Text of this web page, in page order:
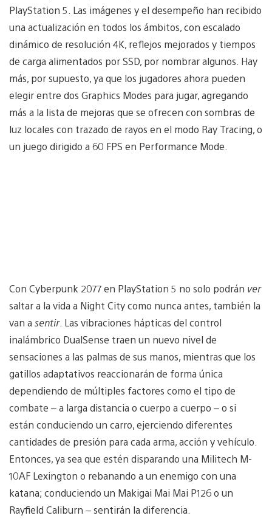
PlayStation 5. Las imágenes y el desempeño han recibido
una actualización en todos los ámbitos, con escalado
dinámico de resolución 4K, reflejos mejorados y tiempos
de carga alimentados por SSD, por nombrar algunos. Hay
más, por supuesto, ya que los jugadores ahora pueden
elegir entre dos Graphics Modes para jugar, agregando
más a la lista de mejoras que se ofrecen con sombras de
luz locales con trazado de rayos en el modo Ray Tracing, o
un juego dirigido a 60 FPS en Performance Mode.
Con Cyberpunk 2077 en PlayStation 5 no solo podrán ver
saltar a la vida a Night City como nunca antes, también la
van a sentir. Las vibraciones hápticas del control
inalámbrico DualSense traen un nuevo nivel de
sensaciones a las palmas de sus manos, mientras que los
gatillos adaptativos reaccionarán de forma única
dependiendo de múltiples factores como el tipo de
combate – a larga distancia o cuerpo a cuerpo – o si
están conduciendo un carro, ejerciendo diferentes
cantidades de presión para cada arma, acción y vehículo.
Entonces, ya sea que estén disparando una Militech M-
10AF Lexington o rebanando a un enemigo con una
katana; conduciendo un Makigai Mai Mai P126 o un
Rayfield Caliburn – sentirán la diferencia.